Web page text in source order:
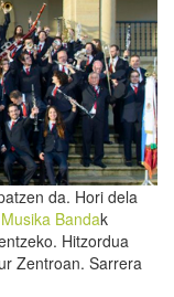
da. Hori dela
Bandak
Hitzordua
Zentroan. Sarrera